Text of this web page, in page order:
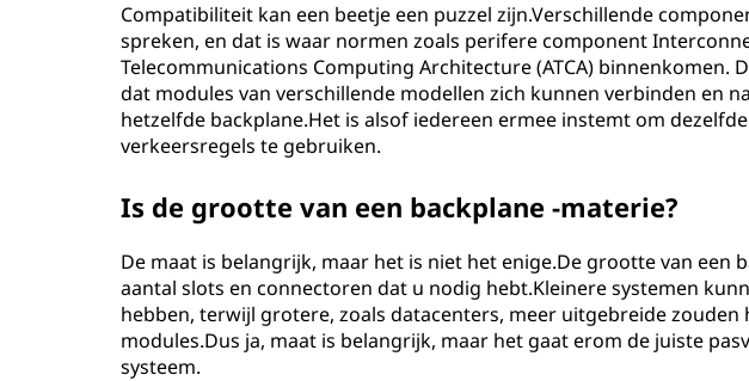
Compatibiliteit kan een beetje een puzzel zijn.Verschillende
spreken, en dat is waar normen zoals perifere component
Telecommunications Computing Architecture (ATCA) binnenkomen.
dat modules van verschillende modellen zich kunnen verbinden en
hetzelfde backplane.Het is alsof iedereen ermee instemt om
verkeersregels te gebruiken.
Is de grootte van een backplane -materie?
De maat is belangrijk, maar het is niet het enige.De grootte van een
aantal slots en connectoren dat u nodig hebt.Kleinere systemen
hebben, terwijl grotere, zoals datacenters, meer uitgebreide zouden
modules.Dus ja, maat is belangrijk, maar het gaat erom de juiste
systeem.